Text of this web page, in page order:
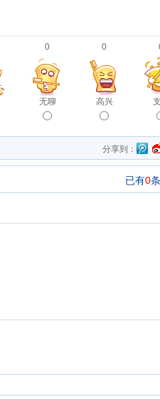
0
无聊
0
高兴
分享到：